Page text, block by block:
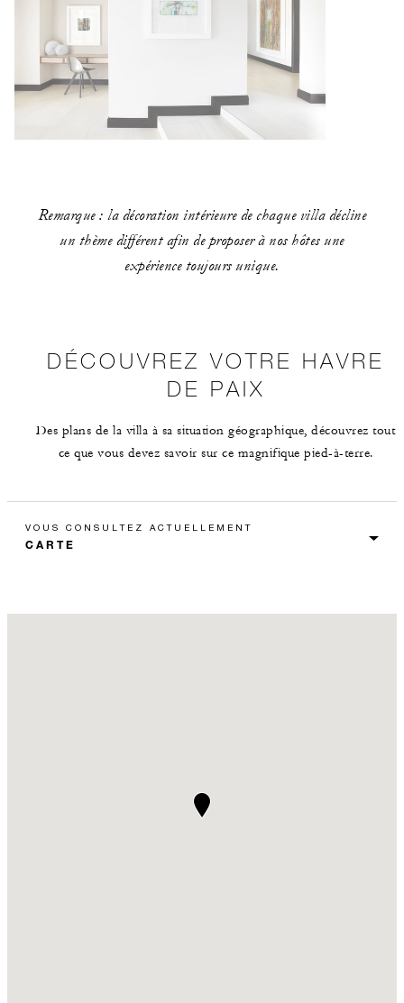
Remarque : la décoration intérieure de chaque villa décline
un thème différent afin de proposer à nos hôtes une
expérience toujours unique.
DÉCOUVREZ VOTRE HAVRE
DE PAIX
Des plans de la villa à sa situation géographique, découvrez tout
ce que vous devez savoir sur ce magnifique pied-à-terre.
VOUS CONSULTEZ ACTUELLEMENT